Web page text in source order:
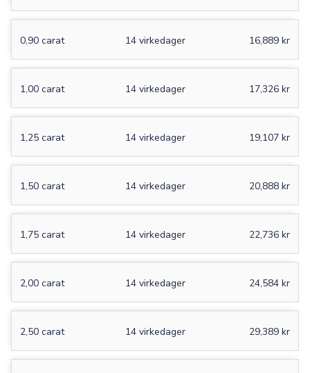
0,90 carat 16,889 kr
14 virkedager
1,00 carat 17,326 kr
14 virkedager
1,25 carat 19,107 kr
14 virkedager
1,50 carat 20,888 kr
14 virkedager
1,75 carat 22,736 kr
14 virkedager
2,00 carat 24,584 kr
14 virkedager
2,50 carat 29,389 kr
14 virkedager